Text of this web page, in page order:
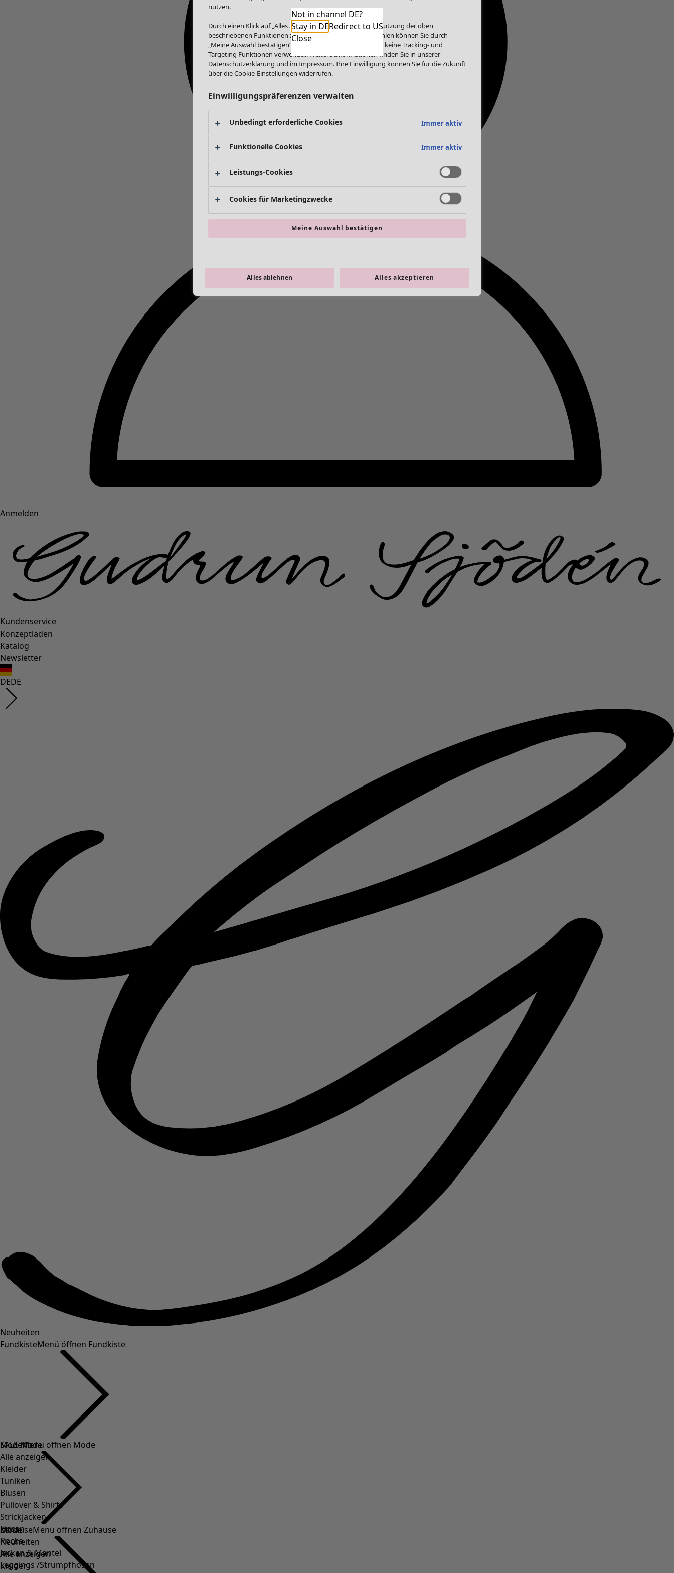
Anmelden
Kundenservice
Konzeptläden
Katalog
Newsletter
DEDE
Neuheiten
FundkisteMenü öffnen Fundkiste
SALE Mode
Alle anzeigen
Kleider
Tuniken
Blusen
Pullover & Shirts
Strickjacken
Hosen
Röcke
Jacken & Mäntel
Leggings /Strumpfhosen
ModeMenü öffnen Mode
Mode
Neuheiten
Alle anzeigen
Kleider
ZuhauseMenü öffnen Zuhause
Not in channel DE?
Stay in DERedirect to US
Close
nutzen.
Durch einen Klick auf „Alles akzeptieren“ stimmen Sie der Nutzung der oben
beschriebenen Funktionen zu. Einzelne Funktionen auswählen können Sie durch
„Meine Auswahl bestätigen“. Über „Alles ablehnen“ werden keine Tracking- und
Targeting Funktionen verwendet. Weitere Informationen finden Sie in unserer
Datenschutzerklärung und im Impressum. Ihre Einwilligung können Sie für die Zukunft
über die Cookie-Einstellungen widerrufen.
Einwilligungspräferenzen verwalten
Unbedingt erforderliche Cookies Immer aktiv
Funktionelle Cookies Immer aktiv
Leistungs-Cookies
Cookies für Marketingzwecke
Meine Auswahl bestätigen
Alles ablehnen Alles akzeptieren